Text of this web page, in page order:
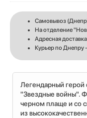
Самовывоз
На отделение
Адресная
Курьер по Днепру
Легендарный герой
"Звездные войны".
черном плаще и со
из